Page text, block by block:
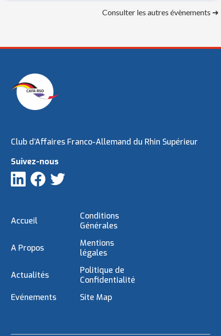
Consulter les autres évènements ➜
Accueil
Conditions
Générales
Mentions
légales
Politique de
Confidentialité
Site Map
A Propos
Actualités
Evénements
Club d’Affaires Franco-Allemand du Rhin Supérieur
Suivez-nous